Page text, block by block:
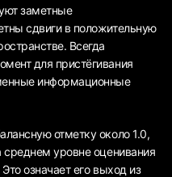
заметные
сдвиги в положительную
Всегда
для пристёгивания
информационные
отметку около 1.0,
среднем уровне оценивания
означает его выход из